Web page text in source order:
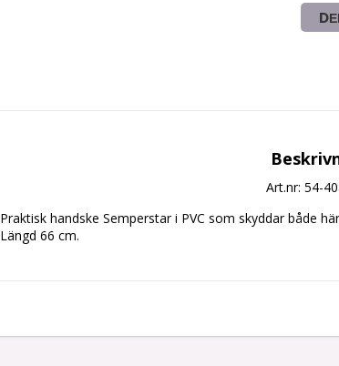
Art.nr: 54-
Praktisk handske Semperstar i PVC som skyddar både
Längd 66 cm.